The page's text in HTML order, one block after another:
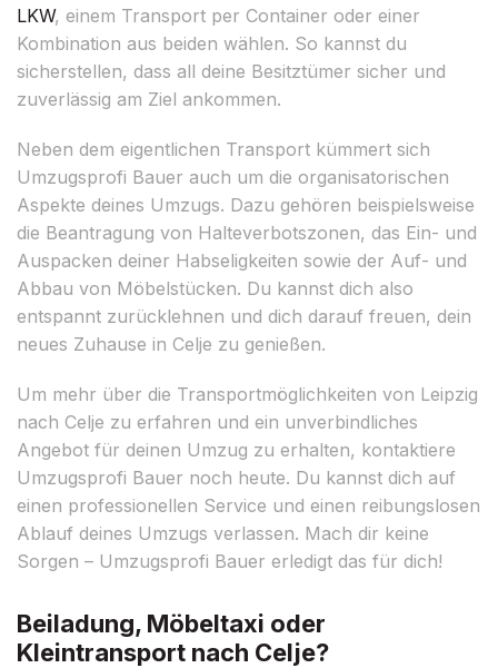
LKW, einem Transport per Container oder einer
Kombination aus beiden wählen. So kannst du
sicherstellen, dass all deine Besitztümer sicher und
zuverlässig am Ziel ankommen.
Neben dem eigentlichen Transport kümmert sich
Umzugsprofi Bauer auch um die organisatorischen
Aspekte deines Umzugs. Dazu gehören beispielsweise
die Beantragung von Halteverbotszonen, das Ein- und
Auspacken deiner Habseligkeiten sowie der Auf- und
Abbau von Möbelstücken. Du kannst dich also
entspannt zurücklehnen und dich darauf freuen, dein
neues Zuhause in Celje zu genießen.
Um mehr über die Transportmöglichkeiten von Leipzig
nach Celje zu erfahren und ein unverbindliches
Angebot für deinen Umzug zu erhalten, kontaktiere
Umzugsprofi Bauer noch heute. Du kannst dich auf
einen professionellen Service und einen reibungslosen
Ablauf deines Umzugs verlassen. Mach dir keine
Sorgen – Umzugsprofi Bauer erledigt das für dich!
Beiladung, Möbeltaxi oder
Kleintransport nach Celje?